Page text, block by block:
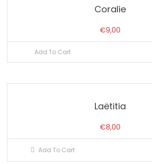
Coralie
€9,00
Add To Cart
Laëtitia
€8,00
Add To Cart